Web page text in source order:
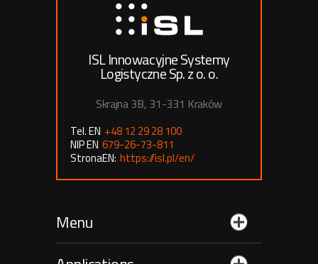
ISL Innowacyjne Systemy
Logistyczne Sp. z o. o.
Skrajna 3B, 31-331 Kraków
Tel. EN +48 12 29 28 100
NIP EN 679-26-73-811
StronaEN: https://isl.pl/en/
Menu